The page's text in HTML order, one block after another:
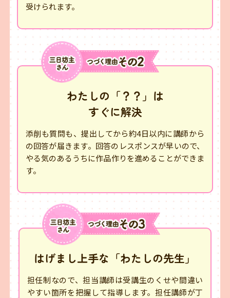
受けられます。
わたしの「？？」は
すぐに解決
添削も質問も、提出してから約4日以内に講師から
の回答が届きます。回答のレスポンスが早いので、
やる気のあるうちに作品作りを進めることができま
す。
はげまし上手な「わたしの先生」
担任制なので、担当講師は受講生のくせや間違い
やすい箇所を把握して指導します。担任講師が丁